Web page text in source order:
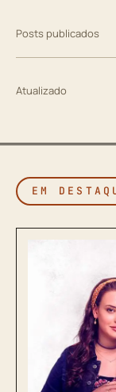
Posts publicados
Atualizado
EM